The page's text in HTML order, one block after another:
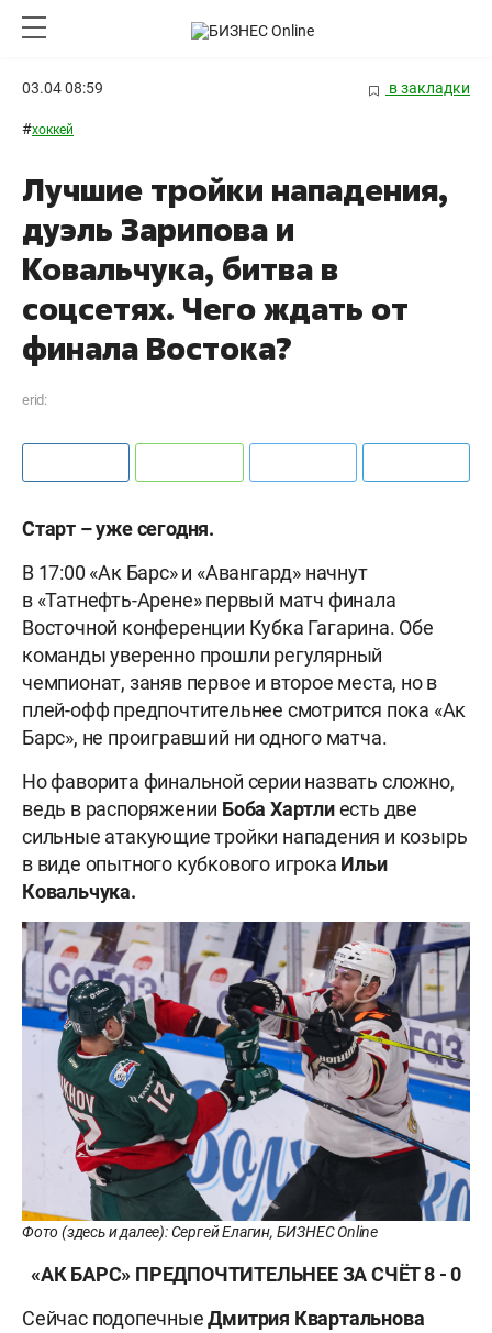
03.04 08:59 в закладки
#хоккей
Лучшие тройки нападения,
дуэль Зарипова и
Ковальчука, битва в
соцсетях. Чего ждать от
финала Востока?
erid:
Старт – уже сегодня.
В 17:00 «Ак Барс» и «Авангард» начнут
в «Татнефть-Арене» первый матч финала
Восточной конференции Кубка Гагарина. Обе
команды уверенно прошли регулярный
чемпионат, заняв первое и второе места, но в
плей-офф предпочтительнее смотрится пока «Ак
Барс», не проигравший ни одного матча.
Но фаворита финальной серии назвать сложно,
ведь в распоряжении Боба Хартлиесть две
сильные атакующие тройки нападения и козырь
в виде опытного кубкового игрока Ильи
Ковальчука.
Фото (здесь и далее): Сергей Елагин, БИЗНЕС Online
«АК БАРС» ПРЕДПОЧТИТЕЛЬНЕЕ ЗА СЧЁТ 8 - 0
Сейчас подопечныеДмитрия Квартальнова